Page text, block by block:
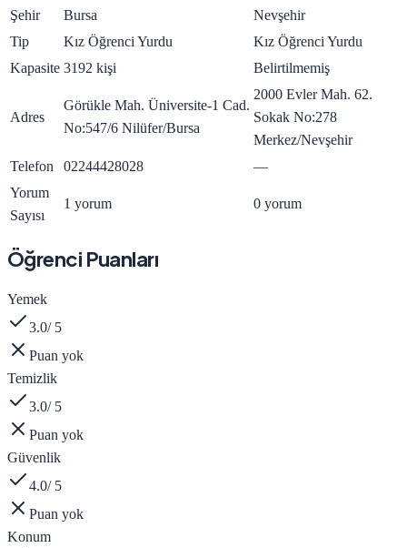
Şehir
Bursa
Nevşehir
Tip
Kız Öğrenci Yurdu
Kız Öğrenci Yurdu
Kapasite 3192 kişi Belirtilmemiş
Adres
Görükle Mah. Üniversite-1 Cad.
No:547/6 Nilüfer/Bursa
2000 Evler Mah. 62.
Sokak No:278
Merkez/Nevşehir
Telefon
02244428028
—
Yorum
Sayısı
1 yorum 0 yorum
Öğrenci Puanları
Yemek
3.0/ 5
Puan yok
Temizlik
3.0/ 5
Puan yok
Güvenlik
4.0/ 5
Puan yok
Konum